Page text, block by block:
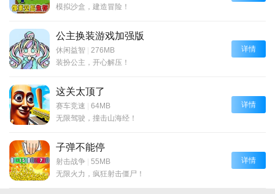
模拟沙盒，建造冒险！
公主换装游戏加强版
休闲益智 | 276MB
装扮公主，开心解压！
详情
这关太顶了
赛车竞速 | 64MB
无限驾驶，撞击山海经！
详情
子弹不能停
射击战争 | 55MB
无限火力，疯狂射击僵尸！
详情